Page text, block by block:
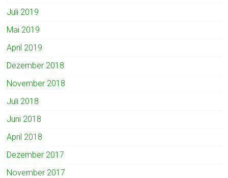
Juli 2019
Mai 2019
April 2019
Dezember 2018
November 2018
Juli 2018
Juni 2018
April 2018
Dezember 2017
November 2017